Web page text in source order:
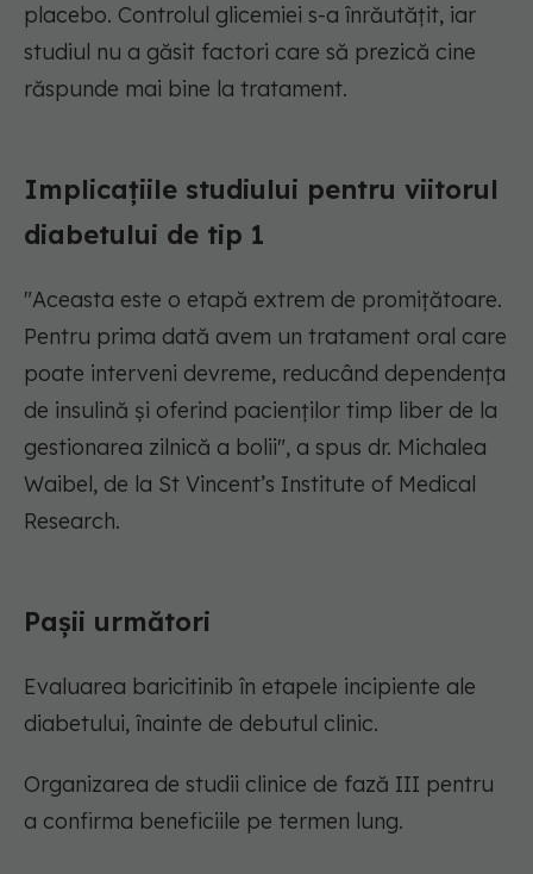
placebo. Controlul glicemiei s-a înrăutățit, iar
studiul nu a găsit factori care să prezică cine
răspunde mai bine la tratament.
Implicațiile studiului pentru viitorul
diabetului de tip 1
"Aceasta este o etapă extrem de promițătoare.
Pentru prima dată avem un tratament oral care
poate interveni devreme, reducând dependența
de insulină și oferind pacienților timp liber de la
gestionarea zilnică a bolii", a spus dr. Michalea
Waibel, de la St Vincent’s Institute of Medical
Research.
Pașii următori
Evaluarea baricitinib în etapele incipiente ale
diabetului, înainte de debutul clinic.
Organizarea de studii clinice de fază III pentru
a confirma beneficiile pe termen lung.